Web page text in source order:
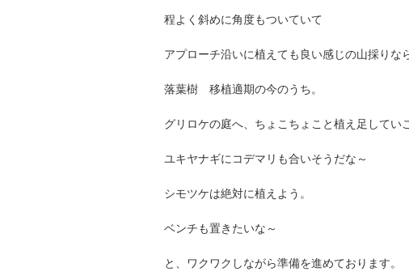
程よく斜めに角度もついていて
アプローチ沿いに植えても良い感じの山採りな
落葉樹 移植適期の今のうち。
グリロケの庭へ、ちょこちょこと植え足してい
ユキヤナギにコデマリも合いそうだな～
シモツケは絶対に植えよう。
ベンチも置きたいな～
と、ワクワクしながら準備を進めております。